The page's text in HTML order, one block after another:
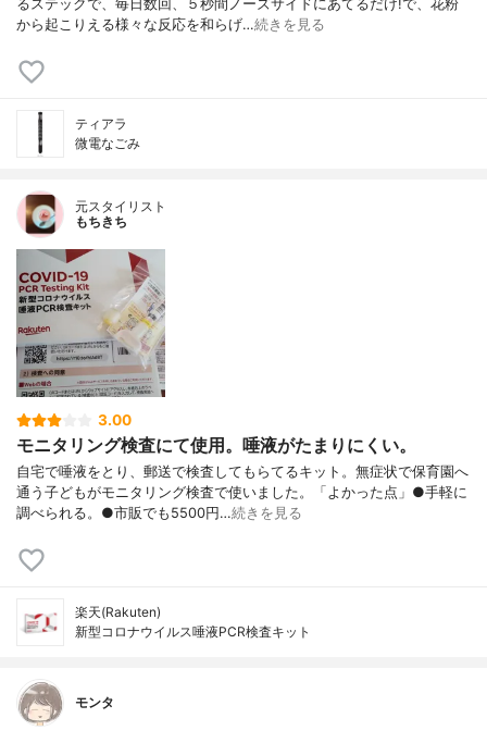
るステックで、毎日数回、５秒間ノーズサイドにあてるだけ!で、花粉
から起こりえる様々な反応を和らげ…続きを見る
ティアラ
微電なごみ
元スタイリスト
もちきち
3.00
モニタリング検査にて使用。唾液がたまりにくい。
自宅で唾液をとり、郵送で検査してもらてるキット。無症状で保育園へ
通う子どもがモニタリング検査で使いました。「よかった点」●手軽に
調べられる。●市販でも5500円…続きを見る
楽天(Rakuten)
新型コロナウイルス唾液PCR検査キット
モンタ